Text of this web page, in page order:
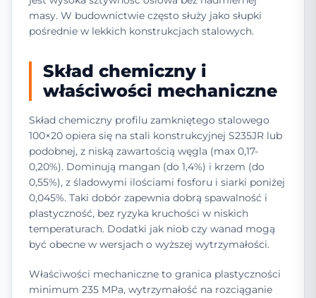
masy. W budownictwie często służy jako słupki
pośrednie w lekkich konstrukcjach stalowych.
Skład chemiczny i
właściwości mechaniczne
Skład chemiczny profilu zamkniętego stalowego
100×20 opiera się na stali konstrukcyjnej S235JR lub
podobnej, z niską zawartością węgla (max 0,17-
0,20%). Dominują mangan (do 1,4%) i krzem (do
0,55%), z śladowymi ilościami fosforu i siarki poniżej
0,045%. Taki dobór zapewnia dobrą spawalność i
plastyczność, bez ryzyka kruchości w niskich
temperaturach. Dodatki jak niob czy wanad mogą
być obecne w wersjach o wyższej wytrzymałości.
Właściwości mechaniczne to granica plastyczności
minimum 235 MPa, wytrzymałość na rozciąganie